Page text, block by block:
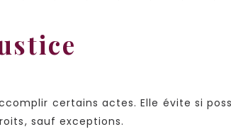
certains actes. Elle évite si
sauf exceptions.